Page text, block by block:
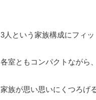
3人という家族構成にフィッ
各室ともコンパクトながら
家族が思い思いにくつろげ